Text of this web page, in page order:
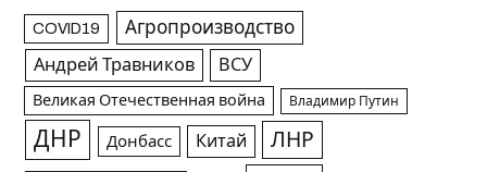
COVID19 Агропроизводство
Андрей Травников ВСУ
Великая Отечественная война Владимир Путин
ДНР Донбасс Китай ЛНР